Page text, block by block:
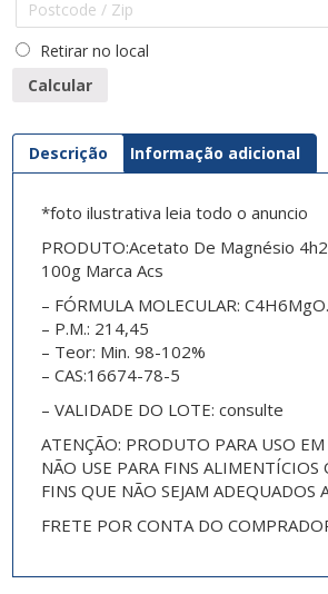
Retirar no local
Calcular
Descrição Informação adicional
*foto ilustrativa leia todo o anuncio
PRODUTO:Acetato De Magnésio
100g Marca Acs
– FÓRMULA MOLECULAR:
– P.M.: 214,45
– Teor: Min. 98-102%
– CAS:16674-78-5
– VALIDADE DO LOTE: consulte
ATENÇÃO: PRODUTO PARA USO
NÃO USE PARA FINS ALIMENTÍCIOS
FINS QUE NÃO SEJAM ADEQUADOS
FRETE POR CONTA DO